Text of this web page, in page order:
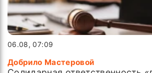
06.08, 07:09
Добрило Мастеровой